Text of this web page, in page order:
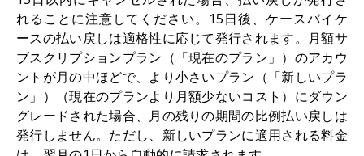
れることに注意してください。15日後、ケースバイケ
ースの払い戻しは適格性に応じて発行されます。月額サ
ブスクリプションプラン（「現在のプラン」）のアカウ
ントが月の中ほどで、より小さいプラン（「新しいプラ
ン」）（現在のプランより月額少ないコスト）にダウン
グレードされた場合、月の残りの期間の比例払い戻しは
発行しません。ただし、新しいプランに適用される料金